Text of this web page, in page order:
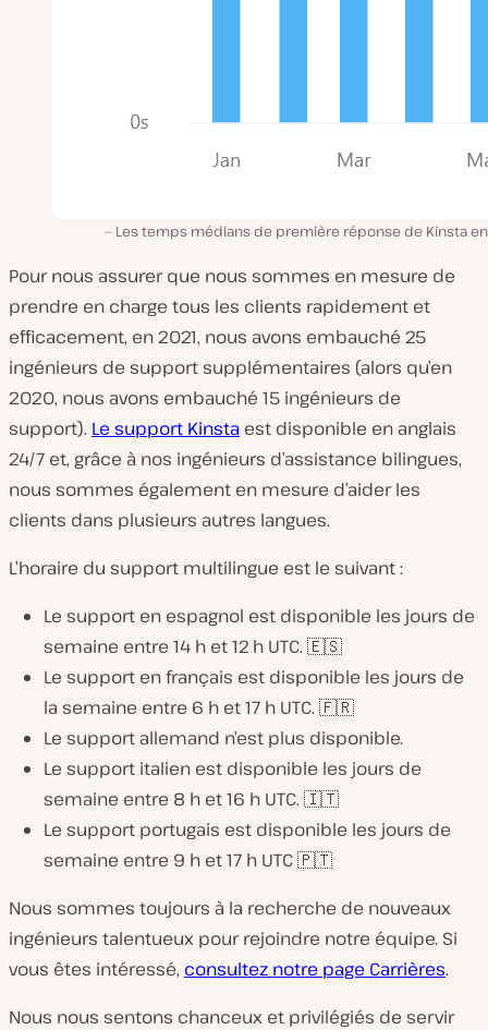
Les temps médians de première réponse de Kinsta
Pour nous assurer que nous sommes en mesure de
prendre en charge tous les clients rapidement et
efficacement, en 2021, nous avons embauché 25
ingénieurs de support supplémentaires (alors qu’en
2020, nous avons embauché 15 ingénieurs de
support). Le support Kinsta est disponible en anglais
24/7 et, grâce à nos ingénieurs d’assistance bilingues,
nous sommes également en mesure d’aider les
clients dans plusieurs autres langues.
L’horaire du support multilingue est le suivant :
Le support en espagnol est disponible les jours de
semaine entre 14 h et 12 h UTC. 🇪🇸
Le support en français est disponible les jours de
la semaine entre 6 h et 17 h UTC. 🇫🇷
Le support allemand n’est plus disponible.
Le support italien est disponible les jours de
semaine entre 8 h et 16 h UTC. 🇮🇹
Le support portugais est disponible les jours de
semaine entre 9 h et 17 h UTC 🇵🇹
Nous sommes toujours à la recherche de nouveaux
ingénieurs talentueux pour rejoindre notre équipe. Si
vous êtes intéressé, consultez notre page Carrières.
Nous nous sentons chanceux et privilégiés de servir